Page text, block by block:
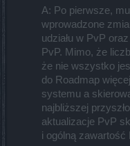
A: Po pierwsze,
wprowadzone
udziału w PvP
PvP. Mimo, że
że nie wszystko
do Roadmap
systemu a
najbliższej
aktualizacje PvP
i ogólną zawartość